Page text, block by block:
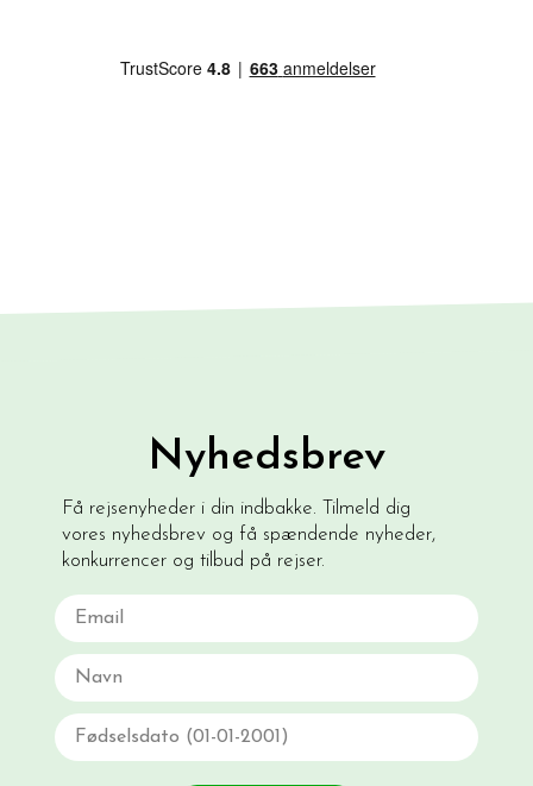
Nyhedsbrev
Få rejsenyheder i din indbakke. Tilmeld dig
vores nyhedsbrev og få spændende nyheder,
konkurrencer og tilbud på rejser.
Email
Navn
Fødselsdato